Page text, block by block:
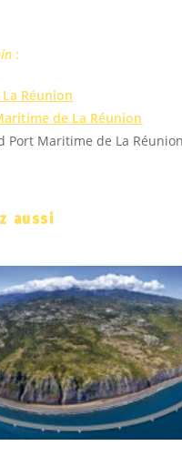
:
Réunion
de La Réunion
Port Maritime de La
aussi